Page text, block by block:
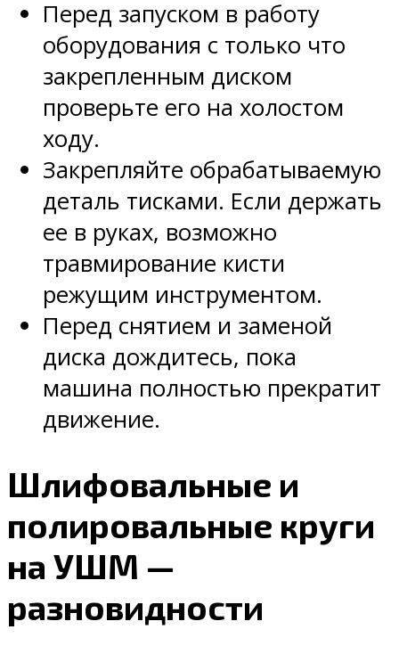
Перед запуском в работу
оборудования с только что
закрепленным диском
проверьте его на холостом
ходу.
Закрепляйте обрабатываемую
деталь тисками. Если держать
ее в руках, возможно
травмирование кисти
режущим инструментом.
Перед снятием и заменой
диска дождитесь, пока
машина полностью прекратит
движение.
Шлифовальные и
полировальные круги
на УШМ —
разновидности